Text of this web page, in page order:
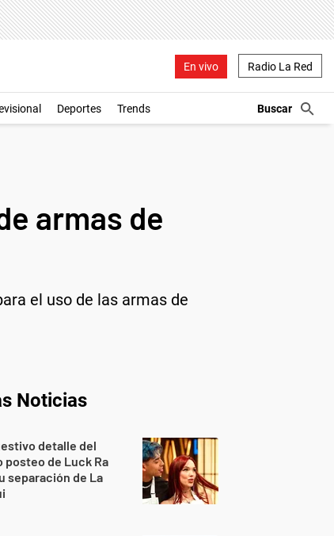
En vivo Radio La Red
Deportes Trends
armas de
el uso de las armas de
Noticias
detalle del
posteo de Luck Ra
separación de La